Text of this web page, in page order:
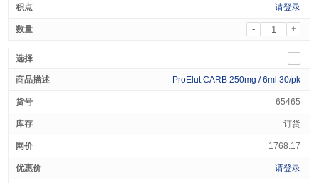
请登录
- +
ProElut CARB 250mg / 6ml 30/pk
65465
订货
1768.17
请登录